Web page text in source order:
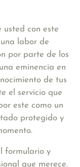
usted con este
labor de
por parte de los
eminencia en
de tus
el servicio que
este como un
protegido y
formulario y
que merece.